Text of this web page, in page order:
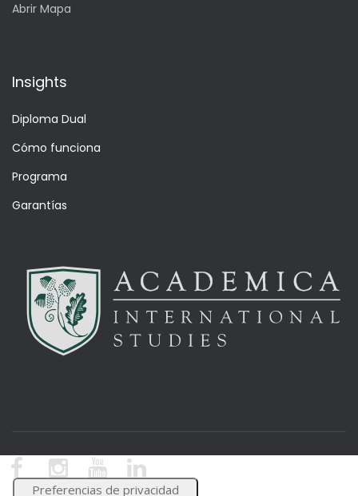
Abrir Mapa
Insights
Diploma Dual
Cómo funciona
Programa
Garantías
© Academica Blog